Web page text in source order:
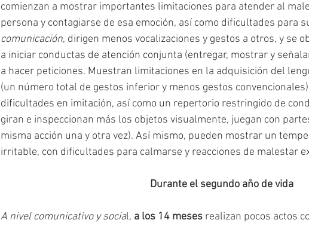
comienzan a mostrar importantes limitaciones para atender al
persona y contagiarse de esa emoción, así como dificultades para
comunicación, dirigen menos vocalizaciones y gestos a otros, y se
a iniciar conductas de atención conjunta (entregar, mostrar y
a hacer peticiones. Muestran limitaciones en la adquisición del
(un número total de gestos inferior y menos gestos
dificultades en imitación, así como un repertorio restringido de
giran e inspeccionan más los objetos visualmente, juegan con
misma acción una y otra vez). Así mismo, pueden mostrar un
irritable, con dificultades para calmarse y reacciones de malestar
Durante el segundo año de vida
A nivel comunicativo y social, a los 14 meses realizan pocos actos